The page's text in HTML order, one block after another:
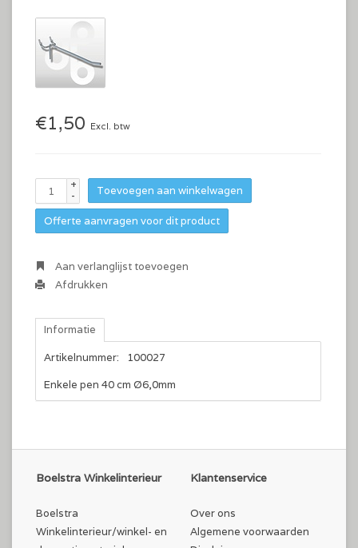
€1,50 Excl. btw
+
-
Toevoegen aan winkelwagen
Offerte aanvragen voor dit product
Aan verlanglijst toevoegen
Afdrukken
Informatie
Artikelnummer:
100027
Enkele pen 40 cm Ø6,0mm
Boelstra Winkelinterieur
Boelstra
Winkelinterieur/winkel- en
Klantenservice
Over ons
Algemene voorwaarden